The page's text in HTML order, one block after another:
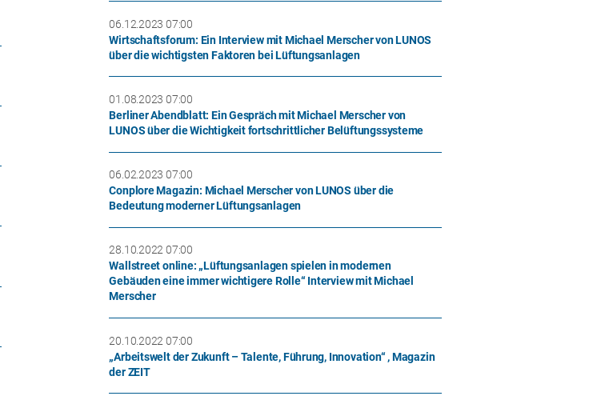
06.12.2023 07:00
Wirtschaftsforum: Ein Interview mit Michael Merscher von LUNOS
über die wichtigsten Faktoren bei Lüftungsanlagen
01.08.2023 07:00
Berliner Abendblatt: Ein Gespräch mit Michael Merscher von
LUNOS über die Wichtigkeit fortschrittlicher Belüftungssysteme
06.02.2023 07:00
Conplore Magazin: Michael Merscher von LUNOS über die
Bedeutung moderner Lüftungsanlagen
28.10.2022 07:00
Wallstreet online: „Lüftungsanlagen spielen in modernen
Gebäuden eine immer wichtigere Rolle“ Interview mit Michael
Merscher
20.10.2022 07:00
„Arbeitswelt der Zukunft – Talente, Führung, Innovation“ , Magazin
der ZEIT